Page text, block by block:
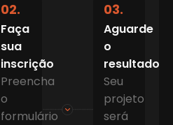
02.
Faça
sua
inscrição
Preencha
o
formulário
03.
Aguarde
o
resultado
Seu
projeto
será